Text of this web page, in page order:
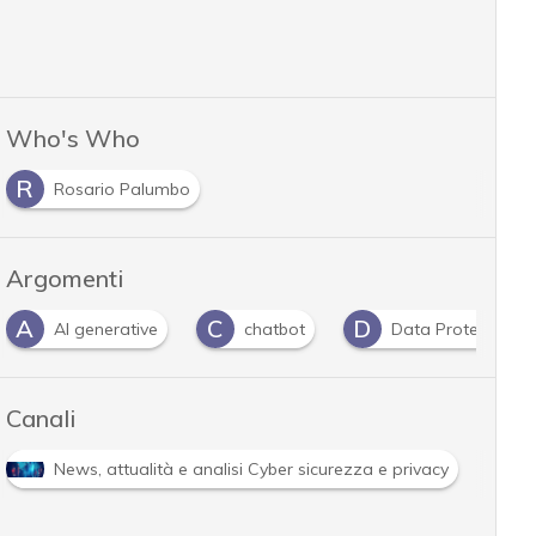
Who's Who
R
Rosario Palumbo
Argomenti
A
AI generative C chatbot D Data Protection
Canali
News, attualità e analisi Cyber sicurezza e privacy